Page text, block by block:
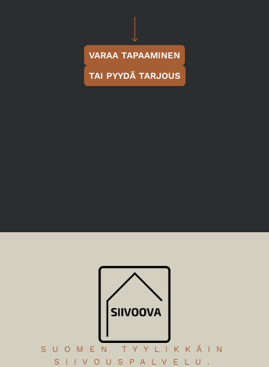
VARAA TAPAAMINEN
TAI PYYDÄ TARJOUS
SUOMEN TYYLIKKÄIN
SIIVOUSPALVELU.